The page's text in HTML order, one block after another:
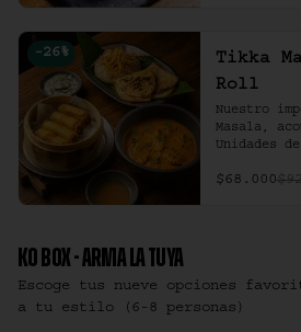
-26 %
Tikka
Roll
Nuestro
Masala,
Unidades
$68.000
KO BOX - ARMA LA TUYA
Escoge tus nueve opciones
a tu estilo (6-8 personas)